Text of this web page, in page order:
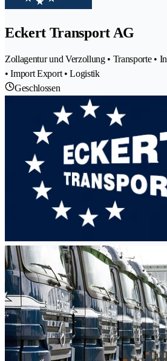
Eckert Transport AG
Zollagentur und Verzollung • Transporte •
• Import Export • Logistik
Geschlossen